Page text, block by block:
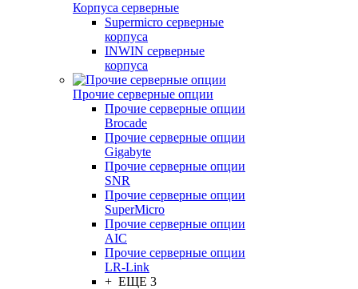
Корпуса серверные
Supermicro серверные
корпуса
INWIN серверные
корпуса
Прочие серверные опции
Прочие серверные опции
Brocade
Прочие серверные опции
Gigabyte
Прочие серверные опции
SNR
Прочие серверные опции
SuperMicro
Прочие серверные опции
AIC
Прочие серверные опции
LR-Link
+ ЕЩЕ 3